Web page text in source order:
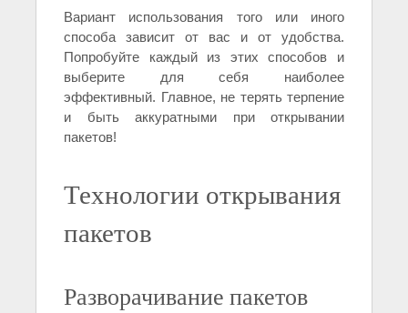
Вариант использования того или иного
способа зависит от вас и от удобства.
Попробуйте каждый из этих способов и
выберите для себя наиболее
эффективный. Главное, не терять терпение
и быть аккуратными при открывании
пакетов!
Технологии открывания
пакетов
Разворачивание пакетов